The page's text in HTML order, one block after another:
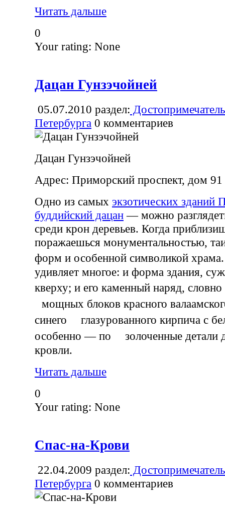
Читать дальше
0
Your rating: None
Дацан Гунзэчойней
05.07.2010 раздел:
Петербурга 0 комментариев
Дацан Гунзэчойней
Адрес: Приморский проспект, дом 91
Одно из самых экзотических зданий
буддийский дацан— можно
среди крон деревьев. Когда
поражаешься монументальностью,
форм и особенной символикой
удивляет многое: и форма здания,
кверху; и его каменный наряд,
мощных блоков красного
синего глазурованного кирпича с
особенно — по золоченные детали
кровли.
Читать дальше
0
Your rating: None
Спас-на-Крови
22.04.2009 раздел:
Петербурга 0 комментариев